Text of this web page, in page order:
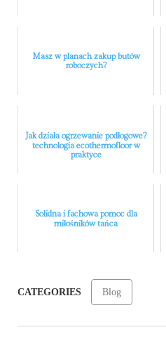
Masz w planach zakup butów
roboczych?
Jak działa ogrzewanie podłogowe?
technologia ecothermofloor w
praktyce
Solidna i fachowa pomoc dla
miłośników tańca
CATEGORIES Blog